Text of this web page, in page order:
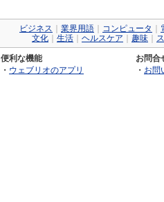
ビジネス 業界用語 コンピュータ
文化
生活 ヘルスケア 趣味
便利な機能
・ ウェブリオのアプリ
お問合
・ お問